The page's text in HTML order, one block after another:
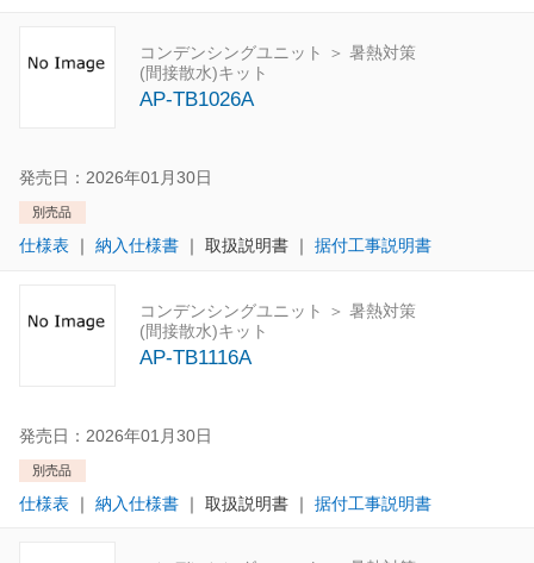
コンデンシングユニット ＞ 暑熱対策
(間接散水)キット
AP-TB1026A
発売日：2026年01月30日
別売品
仕様表 ｜ 納入仕様書 ｜ 取扱説明書｜ 据付工事説明書
コンデンシングユニット ＞ 暑熱対策
(間接散水)キット
AP-TB1116A
発売日：2026年01月30日
別売品
仕様表 ｜ 納入仕様書 ｜ 取扱説明書｜ 据付工事説明書